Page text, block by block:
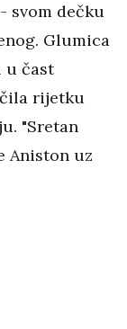
svom dečku
Glumica
u čast
rijetku
"Sretan
Aniston uz